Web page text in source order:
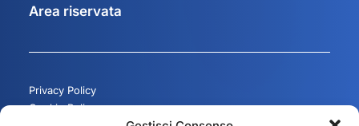
Area riservata
Privacy Policy
Cookie Policy